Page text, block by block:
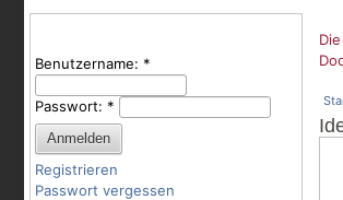
Benutzername: *
Passwort: *
Registrieren
Passwort vergessen